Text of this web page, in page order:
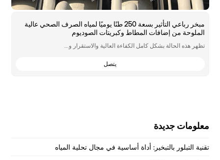
معلومات جديدة
تقنية التبلور بالتبخير: أداة أساسية في مجال تحلية المياه
مبخر رباعي التأثير بسعة 250 طنًا يوميًا لمياه الصرف الصحي عالية
الملوحة من إضافات المطاط وكبريتات الصوديوم
تظهر هذه الحالة بشكل كامل الكفاءة العالية والاستقرار و...
يتصل